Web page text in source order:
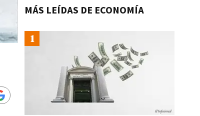
MÁS LEÍDAS DE ECONOMÍA